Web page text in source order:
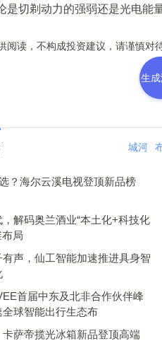
是切剃动力的强弱还是光电能
读，不构成投资建议，请谨慎对待
生
城河
？海尔云溪电视登顶新品榜
解码奥兰酒业“本土化+科技化
局
声，仙工智能加速推进具身智
首届中东及北非合作伙伴峰
球智能出行生态布
卡萨帝揽光冰箱新品登顶高端